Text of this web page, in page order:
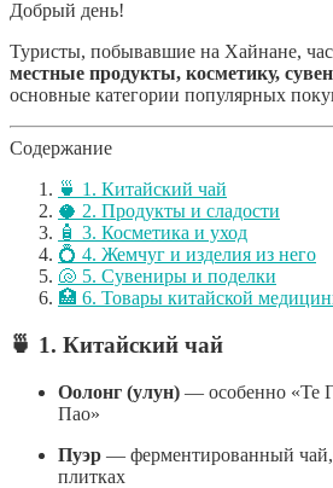
Добрый день!
Туристы, побывавшие на Хайнане,
местные продукты, косметику,
основные категории популярных
Содержание
🍵 1. Китайский чай
🥥 2. Продукты и сладости
🧴 3. Косметика и уход
💍 4. Жемчуг и изделия из него
🐚 5. Сувениры и поделки
🏥 6. Товары китайской
🍵 1. Китайский чай
Оолонг (улун) — особенно «Те
Пао»
Пуэр — ферментированный чай,
плитках